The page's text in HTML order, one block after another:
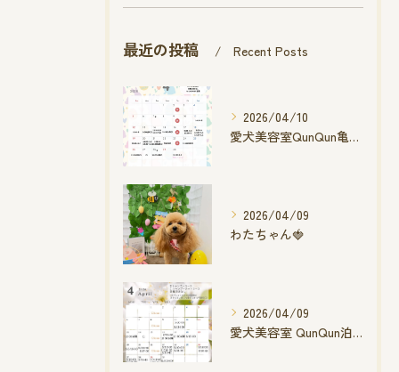
最近の投稿 Recent Posts
2026/04/10
愛犬美容室QunQun亀山エコー店
2026/04/09
わたちゃん🍓
2026/04/09
愛犬美容室 QunQun泊店 4月空き状況です